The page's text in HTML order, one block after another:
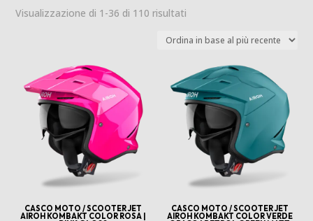
Visualizzazione di 1-36 di 110 risultati
base
più
recente
CASCO MOTO / SCOOTER JET
AIROH KOMBAKT COLOR ROSA |
CASCO MOTO / SCOOTER JET
AIROH KOMBAKT COLOR VERDE